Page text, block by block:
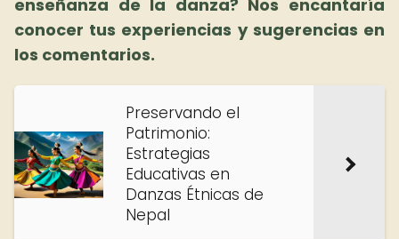
enseñanza de la danza? Nos encantaría
conocer tus experiencias y sugerencias en
los comentarios.
Preservando el
Patrimonio:
Estrategias
Educativas en
Danzas Étnicas de
Nepal